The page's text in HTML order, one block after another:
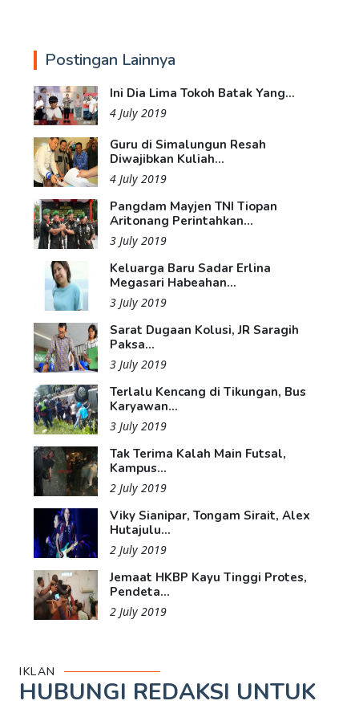
Postingan Lainnya
Ini Dia Lima Tokoh Batak Yang...
4 July 2019
Guru di Simalungun Resah
Diwajibkan Kuliah...
4 July 2019
Pangdam Mayjen TNI Tiopan
Aritonang Perintahkan...
3 July 2019
Keluarga Baru Sadar Erlina
Megasari Habeahan...
3 July 2019
Sarat Dugaan Kolusi, JR Saragih
Paksa...
3 July 2019
Terlalu Kencang di Tikungan, Bus
Karyawan...
3 July 2019
Tak Terima Kalah Main Futsal,
Kampus...
2 July 2019
Viky Sianipar, Tongam Sirait, Alex
Hutajulu...
2 July 2019
Jemaat HKBP Kayu Tinggi Protes,
Pendeta...
2 July 2019
IKLAN
HUBUNGI REDAKSI UNTUK